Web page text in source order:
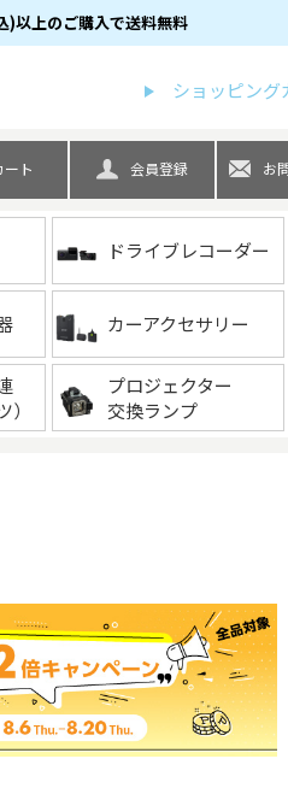
)以上のご購入で送料無料
ショッピング
検索
ート 会員登録 お
ドライブレコーダー
カーアクセサリー
プロジェクター
交換ランプ